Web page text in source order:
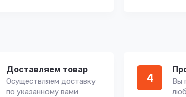
Доставляем товар
Осуществляем доставку
по указанному вами
4
Вы